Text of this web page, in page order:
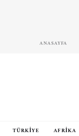
ANASAYFA
TÜRKIYE AFRIKA